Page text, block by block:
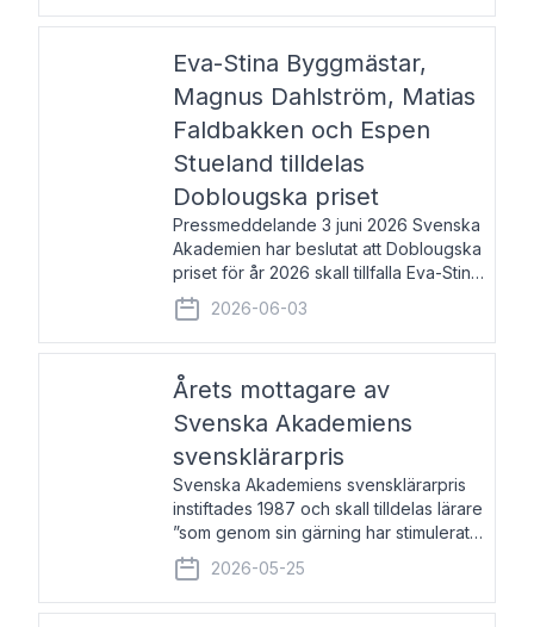
Eva-Stina Byggmästar,
Magnus Dahlström, Matias
Faldbakken och Espen
Stueland tilldelas
Doblougska priset
Pressmeddelande 3 juni 2026 Svenska
Akademien har beslutat att Doblougska
priset för år 2026 skall tillfalla Eva-Stina
Byggmästar, Magnus Dahlström, Matias
Faldbakken samt Espen Stueland.
Prisbeloppet är 200 000 svenska
2026-06-03
Årets mottagare av
Svenska Akademiens
svensklärarpris
Svenska Akademiens svensklärarpris
instiftades 1987 och skall tilldelas lärare
”som genom sin gärning har stimulerat
intresset hos unga människor för
svenska språket och litteraturen”.
Prisutdelning och samtal med
2026-05-25